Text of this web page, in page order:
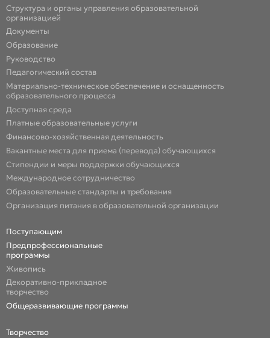
Структура и органы управления образовательной
организацией
Документы
Образование
Руководство
Педагогический состав
Материально-техническое обеспечение и оснащенность
образовательного процесса
Доступная среда
Платные образовательные услуги
Финансово-хозяйственная деятельность
Вакантные места для приема (перевода) обучающихся
Стипендии и меры поддержки обучающихся
Международное сотрудничество
Образовательные стандарты и требования
Организация питания в образовательной организации
Поступающим
Предпрофессиональные
программы
Живопись
Декоративно-прикладное
творчество
Общеразвивающие программы
Творчество